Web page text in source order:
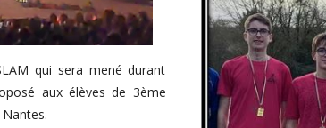
qui sera mené durant
aux élèves de 3ème